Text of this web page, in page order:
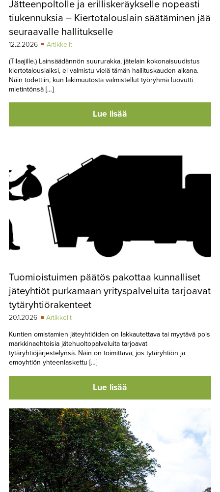
TAPAHTUMAT
YHTEYSTIEDOT
Jätteenpoltolle ja erilliskeräykselle nopeasti
tiukennuksia – Kiertotalouslain säätäminen jää
seuraavalle hallitukselle
12.2.2026
Artikkelit
(Tilaajille.) Lainsäädännön suururakka, jätelain kokonaisuudistus
kiertotalouslaiksi, ei valmistu vielä tämän hallituskauden aikana.
Näin todettiin, kun lakimuutosta valmistellut työryhmä luovutti
mietintönsä […]
Lue lisää
Tuomioistuimen päätös pakottaa kunnalliset
jäteyhtiöt purkamaan yrityspalveluita tarjoavat
tytäryhtiörakenteet
20.1.2026
Artikkelit
Kuntien omistamien jäteyhtiöiden on lakkautettava tai myytävä pois
markkinaehtoisia jätehuoltopalveluita tarjoavat
tytäryhtiöjärjestelynsä. Näin on toimittava, jos tytäryhtiön ja
emoyhtiön yhteenlaskettu […]
Lue lisää